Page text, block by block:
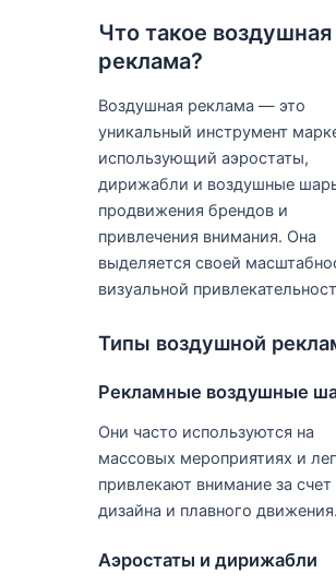
Что такое воздушная
реклама?
Воздушная реклама — это
уникальный инструмент
использующий аэростаты,
дирижабли и воздушные
продвижения брендов и
привлечения внимания. Она
выделяется своей
визуальной
Типы воздушной
Рекламные воздушные
Они часто используются на
массовых мероприятиях и
привлекают внимание за счет
дизайна и плавного движения.
Аэростаты и дирижабли